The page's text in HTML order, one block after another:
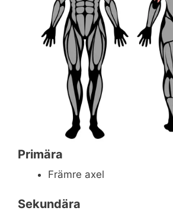
Primära
Främre axel
Sekundära